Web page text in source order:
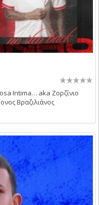
Intima… aka Ζορζίνιο
Βραζιλιάνος